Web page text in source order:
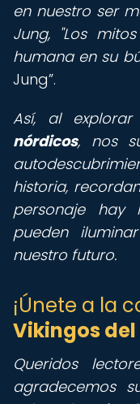
en nuestro ser
Jung, "Los
humana en su
Jung .
Así, al
nórdicos, nos
historia,
personaje hay
pueden
nuestro futuro.
¡Únete a la
Vikingos
Queridos
agradecemos